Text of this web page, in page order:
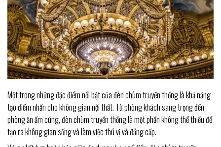
Một trong những đặc điểm nổi bật của đèn chùm truyền thống là khả năng
tạo điểm nhấn cho không gian nội thất. Từ phòng khách sang trọng đến
phòng ăn ấm cúng, đèn chùm truyền thống là một phần không thể thiếu để
tạo ra không gian sống và làm việc thú vị và đẳng cấp.